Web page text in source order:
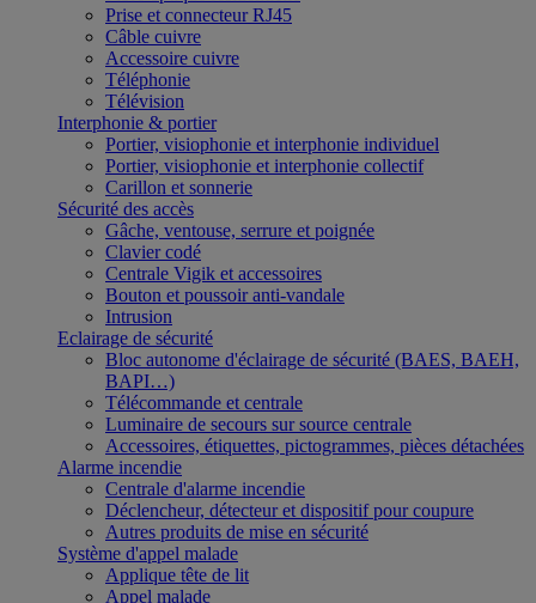
Prise et connecteur RJ45
Câble cuivre
Accessoire cuivre
Téléphonie
Télévision
Interphonie & portier
Portier, visiophonie et interphonie individuel
Portier, visiophonie et interphonie collectif
Carillon et sonnerie
Sécurité des accès
Gâche, ventouse, serrure et poignée
Clavier codé
Centrale Vigik et accessoires
Bouton et poussoir anti-vandale
Intrusion
Eclairage de sécurité
Bloc autonome d'éclairage de sécurité (BAES, BAEH,
BAPI…)
Télécommande et centrale
Luminaire de secours sur source centrale
Accessoires, étiquettes, pictogrammes, pièces détachées
Alarme incendie
Centrale d'alarme incendie
Déclencheur, détecteur et dispositif pour coupure
Autres produits de mise en sécurité
Système d'appel malade
Applique tête de lit
Appel malade